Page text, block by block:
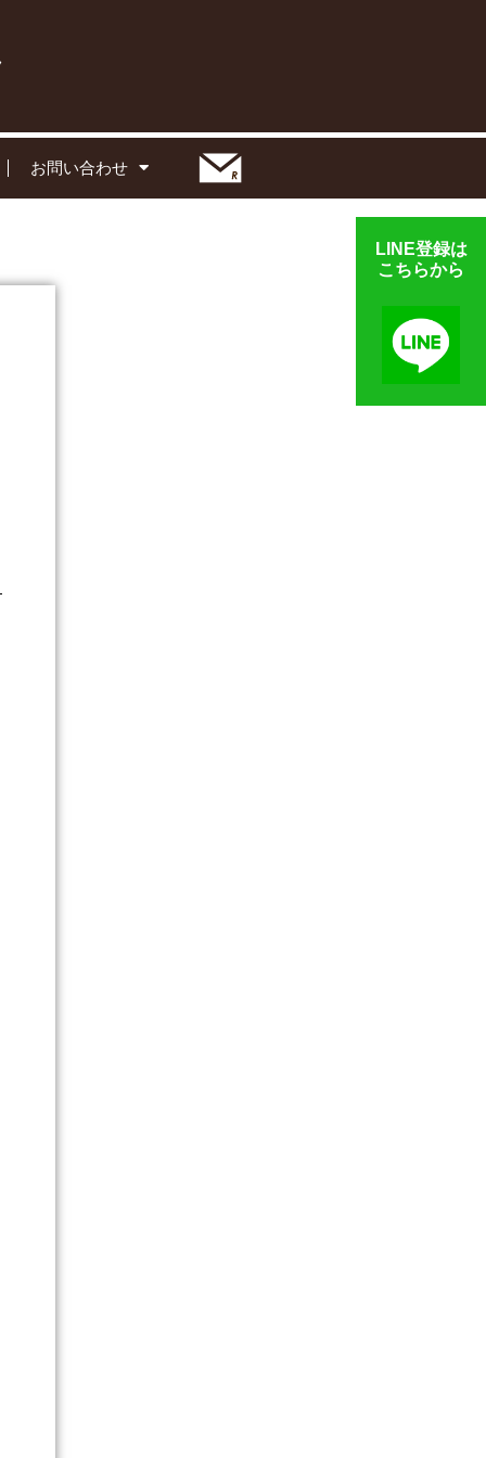
お問い合わせ
LINE登録は
こちらから